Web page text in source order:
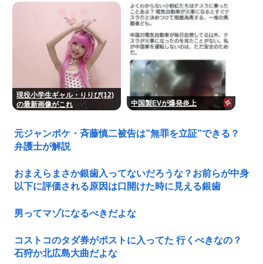
「50%引きの肉」
現役小学生ギャル・りりぴ(12)
の最新画像がこれ
中国製EVが爆発炎上
元ジャンポケ・斉藤慎二被告は”無罪を立証”できる？
弁護士が解説
おまえらまさか銀歯入ってないだろうな？お前らが中身
以下に評価される原因は口開けた時に見える銀歯
男ってマゾになるべきだよな
コストコのタダ券がポストに入ってた 行くべきなの？
石狩か北広島大曲だよな